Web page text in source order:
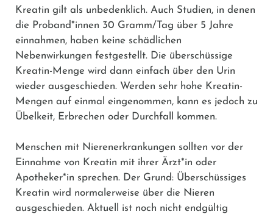
Kreatin gilt als unbedenklich. Auch Studien, in denen
die Proband*innen 30 Gramm/Tag über 5 Jahre
einnahmen, haben keine schädlichen
Nebenwirkungen festgestellt. Die überschüssige
Kreatin-Menge wird dann einfach über den Urin
wieder ausgeschieden. Werden sehr hohe Kreatin-
Mengen auf einmal eingenommen, kann es jedoch zu
Übelkeit, Erbrechen oder Durchfall kommen.
Menschen mit Nierenerkrankungen sollten vor der
Einnahme von Kreatin mit ihrer Ärzt*in oder
Apotheker*in sprechen. Der Grund: Überschüssiges
Kreatin wird normalerweise über die Nieren
ausgeschieden. Aktuell ist noch nicht endgültig